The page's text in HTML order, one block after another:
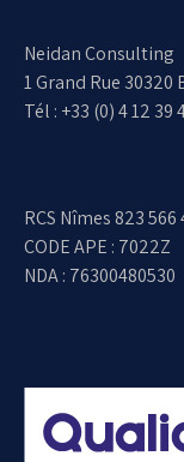
Neidan Consulting
1 Grand Rue 30320
Tél : +33 (0) 4 12 39
RCS Nîmes 823 566
CODE APE : 7022Z
NDA : 76300480530